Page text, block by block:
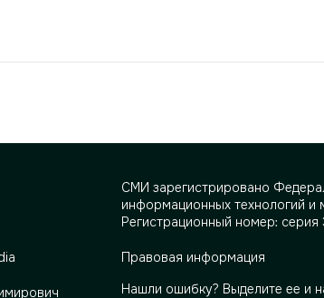
СМИ зарегистрировано
информационных технологий и
Регистрационный номер:
Правовая информация
Нашли ошибку? Выделите ее и